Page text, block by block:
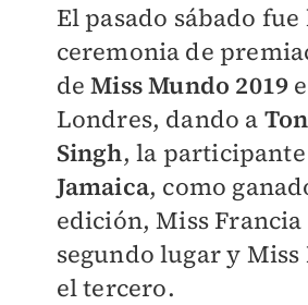
El pasado sábado fue
ceremonia de
deMiss Mundo 2019
Londres, dando a
Singh, la
Jamaica, como
edición, Miss Francia
segundo lugar y
el tercero.